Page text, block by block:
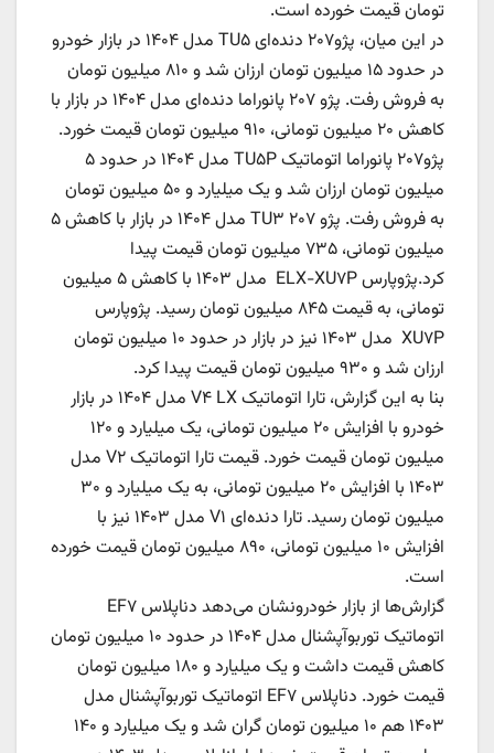
تومان قیمت خورده است.
در این میان، پژو۲۰۷ دنده‌ای TU۵ مدل ۱۴۰۴ در بازار خودرو
در حدود ۱۵ میلیون تومان ارزان شد و ۸۱۰ میلیون تومان
به فروش رفت. پژو ۲۰۷ پانوراما دنده‌ای مدل ۱۴۰۴ در بازار با
کاهش ۲۰ میلیون تومانی، ۹۱۰ میلیون تومان قیمت خورد.
پژو۲۰۷ پانوراما اتوماتیک TU۵P مدل ۱۴۰۴ در حدود ۵
میلیون تومان ارزان شد و یک میلیارد و ۵۰ میلیون تومان
به فروش رفت. پژو ۲۰۷ TU۳ مدل ۱۴۰۴ در بازار با کاهش ۵
میلیون تومانی، ۷۳۵ میلیون تومان قیمت پیدا
کرد.پژوپارس ELX-XU۷P مدل ۱۴۰۳ با کاهش ۵ میلیون
تومانی، به قیمت ۸۴۵ میلیون تومان رسید. پژوپارس
XU۷P مدل ۱۴۰۳ نیز در بازار در حدود ۱۰ میلیون تومان
ارزان شد و ۹۳۰ میلیون تومان قیمت پیدا کرد.
بنا به این گزارش، تارا اتوماتیک V۴ LX مدل ۱۴۰۴ در بازار
خودرو با افزایش ۲۰ میلیون تومانی، یک میلیارد و ۱۲۰
میلیون تومان قیمت خورد. قیمت تارا اتوماتیک V۲ مدل
۱۴۰۳ با افزایش ۲۰ میلیون تومانی، به یک میلیارد و ۳۰
میلیون تومان رسید. تارا دنده‌ای V۱ مدل ۱۴۰۳ نیز با
افزایش ۱۰ میلیون تومانی، ۸۹۰ میلیون تومان قیمت خورده
است.
گزارش‌ها از بازار خودرونشان می‌دهد دناپلاس EF۷
اتوماتیک توربوآپشنال مدل ۱۴۰۴ در حدود ۱۰ میلیون تومان
کاهش قیمت داشت و یک میلیارد و ۱۸۰ میلیون تومان
قیمت خورد. دناپلاس EF۷ اتوماتیک توربوآپشنال مدل
۱۴۰۳ هم ۱۰ میلیون تومان گران شد و یک میلیارد و ۱۴۰